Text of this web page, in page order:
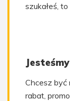
szukałeś,
Chcesz być
rabat,